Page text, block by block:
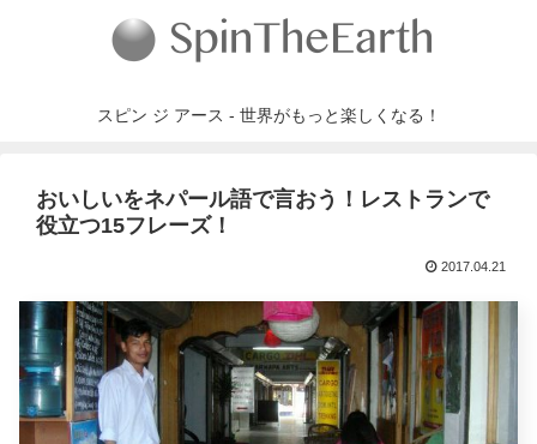
スピン ジ アース - 世界がもっと楽しくなる！
おいしいをネパール語で言おう！レストランで
役立つ15フレーズ！
2017.04.21